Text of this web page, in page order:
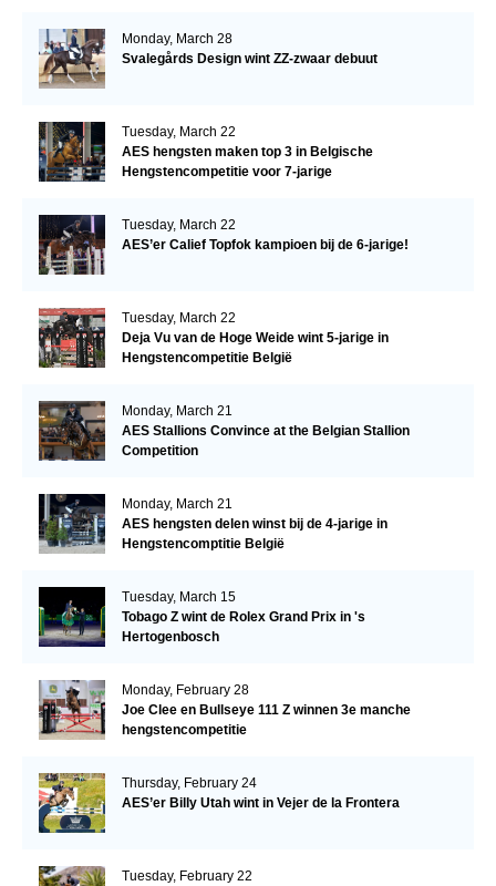
Monday, March 28
Svalegårds Design wint ZZ-zwaar debuut
Tuesday, March 22
AES hengsten maken top 3 in Belgische
Hengstencompetitie voor 7-jarige
Tuesday, March 22
AES’er Calief Topfok kampioen bij de 6-jarige!
Tuesday, March 22
Deja Vu van de Hoge Weide wint 5-jarige in
Hengstencompetitie België
Monday, March 21
AES Stallions Convince at the Belgian Stallion
Competition
Monday, March 21
AES hengsten delen winst bij de 4-jarige in
Hengstencomptitie België
Tuesday, March 15
Tobago Z wint de Rolex Grand Prix in 's
Hertogenbosch
Monday, February 28
Joe Clee en Bullseye 111 Z winnen 3e manche
hengstencompetitie
Thursday, February 24
AES’er Billy Utah wint in Vejer de la Frontera
Tuesday, February 22